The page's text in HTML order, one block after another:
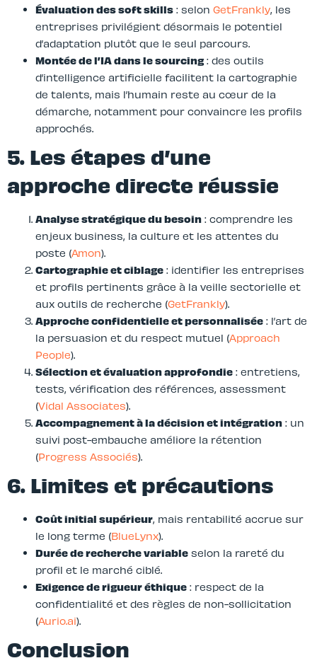
Évaluation des soft skills : selon GetFrankly, les
entreprises privilégient désormais le potentiel
d’adaptation plutôt que le seul parcours.
Montée de l’IA dans le sourcing: des outils
d’intelligence artificielle facilitent la cartographie
de talents, mais l’humain reste au cœur de la
démarche, notamment pour convaincre les profils
approchés.
5. Les étapes d’une
approche directe réussie
Analyse stratégique du besoin : comprendre les
enjeux business, la culture et les attentes du
poste (Amon).
Cartographie et ciblage : identifier les entreprises
et profils pertinents grâce à la veille sectorielle et
aux outils de recherche (GetFrankly).
Approche confidentielle et personnalisée : l’art de
la persuasion et du respect mutuel (Approach
People).
Sélection et évaluation approfondie : entretiens,
tests, vérification des références, assessment
(Vidal Associates).
Accompagnement à la décision et intégration : un
suivi post-embauche améliore la rétention
(Progress Associés).
6. Limites et précautions
Coût initial supérieur, mais rentabilité accrue sur
le long terme (BlueLynx).
Durée de recherche variable selon la rareté du
profil et le marché ciblé.
Exigence de rigueur éthique : respect de la
confidentialité et des règles de non-sollicitation
(Aurio.ai).
Conclusion